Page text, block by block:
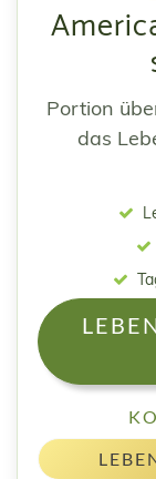
Portion
das